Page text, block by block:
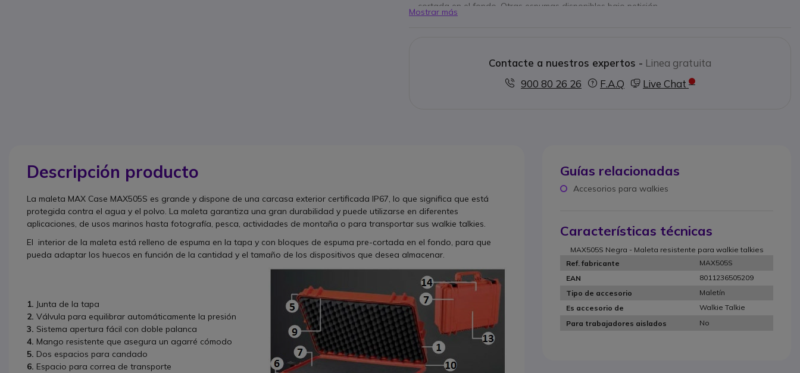
cortada en el fondo. Otras espumas disponibles bajo petición.
Dimensiones interiores (útiles): 500 (largo) x 350 (alto) x 194 (ancho)
También disponible en color naranja
Mostrar más
Contacte a nuestros expertos - Linea gratuita
900 80 26 26
F.A.Q Live Chat
Descripción producto
La maleta MAX Case MAX505S es grande y dispone de una carcasa exterior certificada IP67, lo que significa que está
protegida contra el agua y el polvo. La maleta garantiza una gran durabilidad y puede utilizarse en diferentes
aplicaciones, de usos marinos hasta fotografía, pesca, actividades de montaña o para transportar sus walkie talkies.
El interior de la maleta está relleno de espuma en la tapa y con bloques de espuma pre-cortada en el fondo, para que
pueda adaptar los huecos en función de la cantidad y el tamaño de los dispositivos que desea almacenar.
1. Junta de la tapa
2. Válvula para equilibrar automáticamente la presión
3. Sistema apertura fácil con doble palanca
4. Mango resistente que asegura un agarré cómodo
5. Dos espacios para candado
6. Espacio para correa de transporte
Guías relacionadas
Accesorios para walkies
Características técnicas
MAX505S Negra - Maleta resistente para walkie talkies
Ref. fabricante
MAX505S
EAN
8011236505209
Tipo de accesorio
Maletín
Es accesorio de
Walkie Talkie
Para trabajadores aislados
No